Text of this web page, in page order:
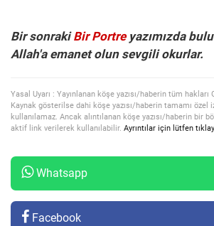
Bir sonrakiBir Portreyazımızda
Allah'a emanet olun sevgili okurlar.
Yasal Uyarı : Yayınlanan köşe yazısı/haberin tüm
Kaynak gösterilse dahi köşe yazısı/haberin tamamı özel
kullanılamaz. Ancak alıntılanan köşe yazısı/haberin bir
aktif link verilerek kullanılabilir. Ayrıntılar için lütfen
Whatsapp
Facebook